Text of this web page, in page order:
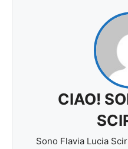
CIAO!
Sono Flavia Lucia